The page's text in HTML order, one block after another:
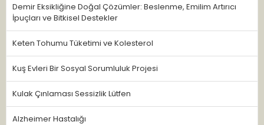
Demir Eksikliğine Doğal Çözümler: Beslenme, Emilim Artırıcı
İpuçları ve Bitkisel Destekler
Keten Tohumu Tüketimi ve Kolesterol
Kuş Evleri Bir Sosyal Sorumluluk Projesi
Kulak Çınlaması Sessizlik Lütfen
Alzheimer Hastalığı